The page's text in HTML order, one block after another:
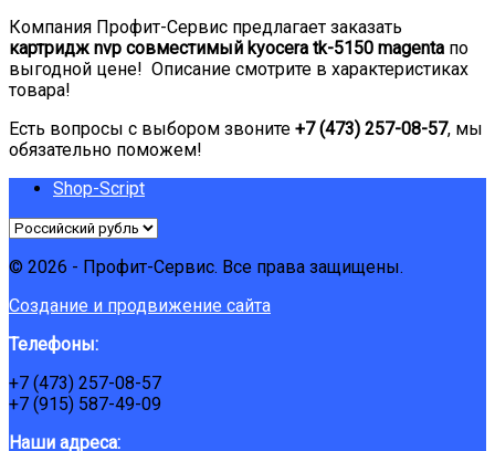
Компания Профит-Сервис предлагает заказать
картридж nvp совместимый kyocera tk-5150 magenta по
выгодной цене! Описание смотрите в характеристиках
товара!
Есть вопросы с выбором звоните +7 (473) 257-08-57, мы
обязательно поможем!
Shop-Script
© 2026 - Профит-Сервис. Все права защищены.
Создание и продвижение сайта
Телефоны:
+7 (473) 257-08-57
+7 (915) 587-49-09
Наши адреса: